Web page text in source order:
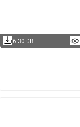
6.30 GB